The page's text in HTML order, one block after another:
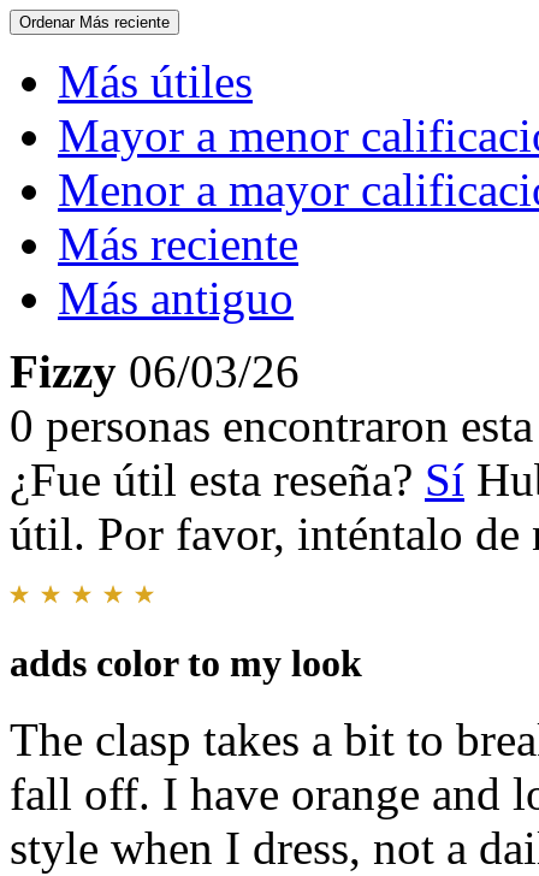
Ordenar Más reciente
Más útiles
Mayor a menor
Menor a mayor
Más reciente
Más antiguo
Fizzy 06/03/26
0 personas encontraron
¿Fue útil esta reseña? Sí
útil. Por favor, inténtalo de
adds color to my look
The clasp takes a bit to
fall off. I have orange and
style when I dress, not a